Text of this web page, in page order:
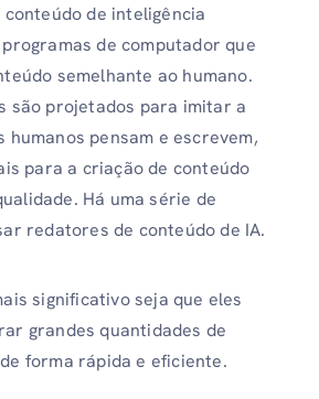
de inteligência
de computador que
semelhante ao humano.
são projetados para imitar a
humanos pensam e escrevem,
para a criação de conteúdo
Há uma série de
redatores de conteúdo de IA.
significativo seja que eles
grandes quantidades de
forma rápida e eficiente.